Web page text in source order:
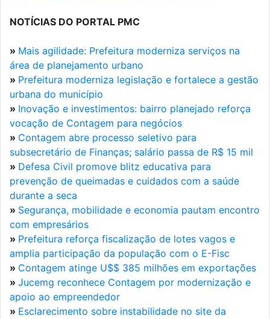
NOTÍCIAS DO PORTAL PMC
» Mais agilidade: Prefeitura moderniza serviços na
área de planejamento urbano
» Prefeitura moderniza legislação e fortalece a gestão
urbana do município
» Inovação e investimentos: bairro planejado reforça
vocação de Contagem para negócios
» Contagem abre processo seletivo para
subsecretário de Finanças; salário passa de R$ 15 mil
» Defesa Civil promove blitz educativa para
prevenção de queimadas e cuidados com a saúde
durante a seca
» Segurança, mobilidade e economia pautam encontro
com empresários
» Prefeitura reforça fiscalização de lotes vagos e
amplia participação da população com o E-Fisc
» Contagem atinge U$$ 385 milhões em exportações
» Jucemg reconhece Contagem por modernização e
apoio ao empreendedor
» Esclarecimento sobre instabilidade no site da